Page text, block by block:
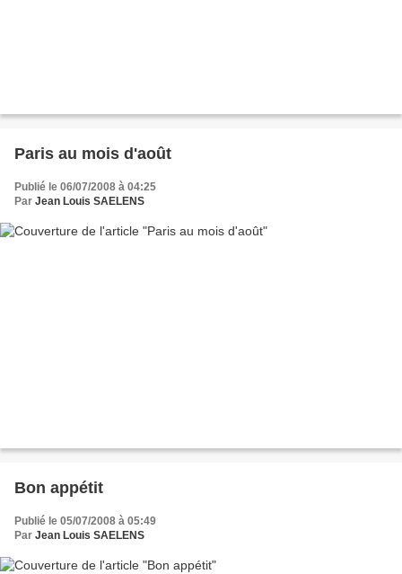
Paris au mois d'août
Publié le 06/07/2008 à 04:25
Par Jean Louis SAELENS
Bon appétit
Publié le 05/07/2008 à 05:49
Par Jean Louis SAELENS